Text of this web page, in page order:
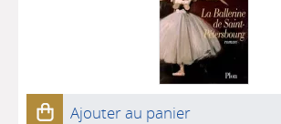
Ajouter au panier